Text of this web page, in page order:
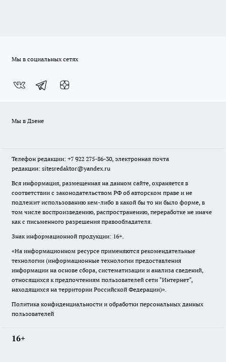
Мы в социальных сетях
Мы в Дзене
Телефон редакции: +7 922 275-86-30, электронная почта
редакции: sitesredaktor@yandex.ru
Вся информация, размещенная на данном сайте, охраняется в
соответствии с законодательством РФ об авторском праве и не
подлежит использованию кем-либо в какой бы то ни было форме, в
том числе воспроизведению, распространению, переработке не иначе
как с письменного разрешения правообладателя.
Знак информационной продукции: 16+.
«На информационном ресурсе применяются рекомендательные
технологии (информационные технологии предоставления
информации на основе сбора, систематизации и анализа сведений,
относящихся к предпочтениям пользователей сети "Интернет",
находящихся на территории Российской Федерации)».
Политика конфиденциальности и обработки персональных данных
пользователей
16+